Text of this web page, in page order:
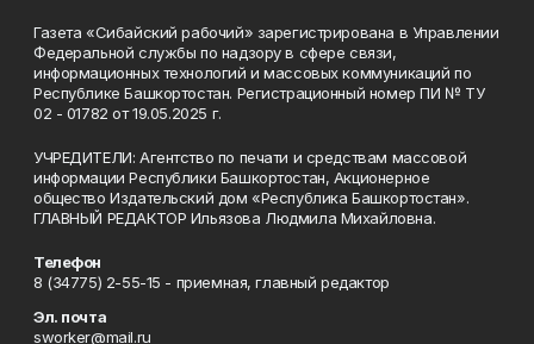
Газета «Сибайский рабочий» зарегистрирована в Управлении
Федеральной службы по надзору в сфере связи,
информационных технологий и массовых коммуникаций по
Республике Башкортостан. Регистрационный номер ПИ № ТУ
02 - 01782 от 19.05.2025 г.
УЧРЕДИТЕЛИ: Агентство по печати и средствам массовой
информации Республики Башкортостан, Акционерное
общество Издательский дом «Республика Башкортостан».
ГЛАВНЫЙ РЕДАКТОР Ильязова Людмила Михайловна.
Телефон
8 (34775) 2-55-15 - приемная, главный редактор
Эл. почта
sworker@mail.ru